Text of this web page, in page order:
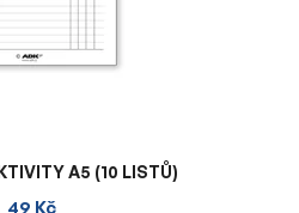
A5 (10 LISTŮ)
49 Kč